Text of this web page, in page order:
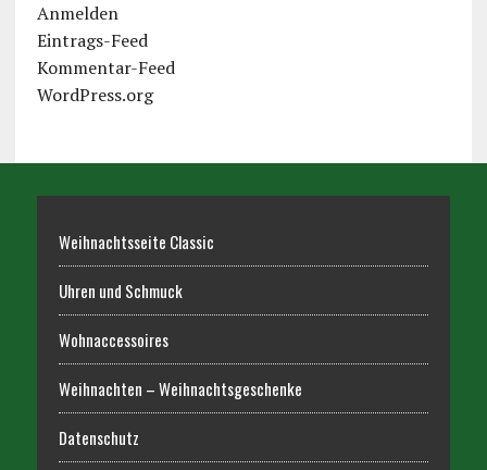
Anmelden
Eintrags-Feed
Kommentar-Feed
WordPress.org
Weihnachtsseite Classic
Uhren und Schmuck
Wohnaccessoires
Weihnachten – Weihnachtsgeschenke
Datenschutz